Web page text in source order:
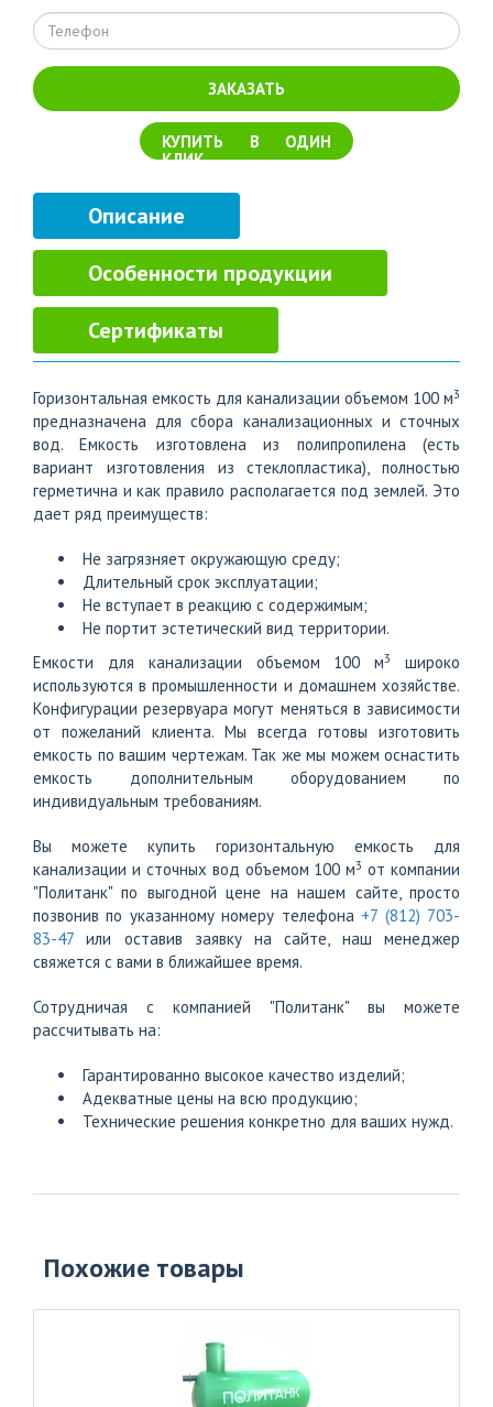
ЗАКАЗАТЬ
КУПИТЬ В ОДИН
КЛИК
Описание
Особенности продукции
Сертификаты
Горизонтальная емкость для канализации объемом 100 м3
предназначена для сбора канализационных и сточных
вод. Емкость изготовлена из полипропилена (есть
вариант изготовления из стеклопластика), полностью
герметична и как правило располагается под землей. Это
дает ряд преимуществ:
Не загрязняет окружающую среду;
Длительный срок эксплуатации;
Не вступает в реакцию с содержимым;
Не портит эстетический вид территории.
Емкости для канализации объемом 100 м3
широко
используются в промышленности и домашнем хозяйстве.
Конфигурации резервуара могут меняться в зависимости
от пожеланий клиента. Мы всегда готовы изготовить
емкость по вашим чертежам. Так же мы можем оснастить
емкость дополнительным оборудованием по
индивидуальным требованиям.
Вы можете купить горизонтальную емкость для
канализации и сточных вод объемом 100 м3 от компании
"Политанк" по выгодной цене на нашем сайте, просто
позвонив по указанному номеру телефона +7 (812) 703-
83-47 или оставив заявку на сайте, наш менеджер
свяжется с вами в ближайшее время.
Сотрудничая с компанией "Политанк" вы можете
рассчитывать на:
Гарантированно высокое качество изделий;
Адекватные цены на всю продукцию;
Технические решения конкретно для ваших нужд.
Похожие товары